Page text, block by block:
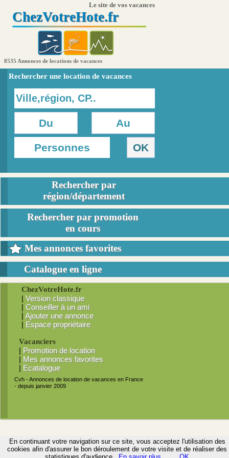
Rechercher par
région/département
Le site de vos vacances
Rechercher une location de vacances
Mes annonces favorites
Rechercher par promotion
en cours
ChezVotreHote.fr
8535 Annonces de locations de vacances
ChezVotreHote.fr
| Version classique
| Conseiller à un ami
| Ajouter une annonce
| Espace propriétaire
Vacanciers
| Promotion de location
| Mes annonces favorites
| Ecatalogue
Cvh -Annonces de location de vacances en France
- depuis janvier 2009
Catalogue en ligne
En continuant votre navigation sur ce site, vous acceptez l'utilisation des
cookies afin d'assurer le bon déroulement de votre visite et de réaliser des